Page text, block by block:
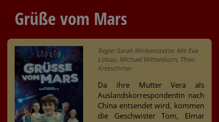
Grüße vom Mars
Regie: Sarah Winkenstette. Mit Eva
Löbau, Michael Wittenborn, Theo
Kretschmer
Da ihre Mutter Vera als
Auslandskorrespondentin nach
China entsendet wird, kommen
die Geschwister Tom, Elmar